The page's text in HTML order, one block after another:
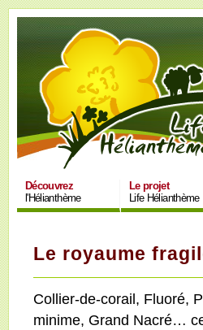
Découvrez
l'Hélianthème
Le projet
Life Hélianthème
Le royaume
Collier-de-corail, Fluoré,
minime, Grand Nacré…